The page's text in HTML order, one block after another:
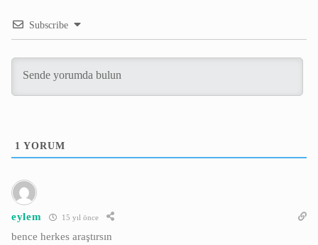
Subscribe
1 YORUM
eylem 15 yıl önce
bence herkes araştırsın